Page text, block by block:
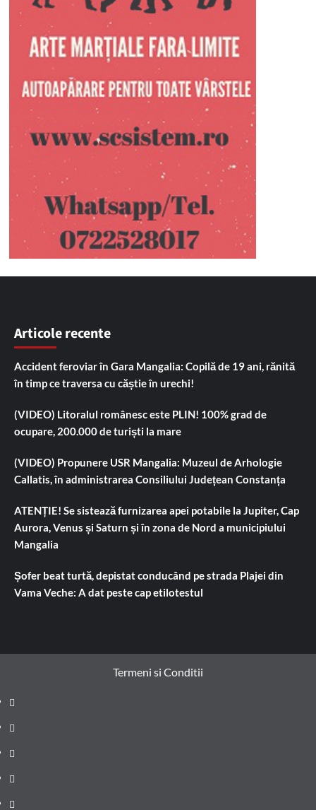
Articole recente
Accident feroviar în Gara Mangalia: Copilă de 19 ani, rănită
în timp ce traversa cu căștie în urechi!
(VIDEO) Litoralul românesc este PLIN! 100% grad de
ocupare, 200.000 de turiști la mare
(VIDEO) Propunere USR Mangalia: Muzeul de Arhologie
Callatis, în administrarea Consiliului Județean Constanța
ATENȚIE! Se sistează furnizarea apei potabile la Jupiter, Cap
Aurora, Venus și Saturn și în zona de Nord a municipiului
Mangalia
Șofer beat turtă, depistat conducând pe strada Plajei din
Vama Veche: A dat peste cap etilotestul
Termeni si Conditii
Prima
pagină
Știri
de
ultima
Administrație
locală
Actualitate
Justiție